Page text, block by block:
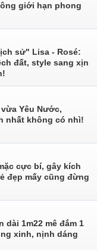
giới hạn phong
sử" Lisa - Rosé:
đất, style sang xịn
Yêu Nước,
nhất không có nhì!
cực bí, gây kích
đẹp mấy cũng đừng
dài 1m22 mê đắm 1
xinh, nịnh dáng